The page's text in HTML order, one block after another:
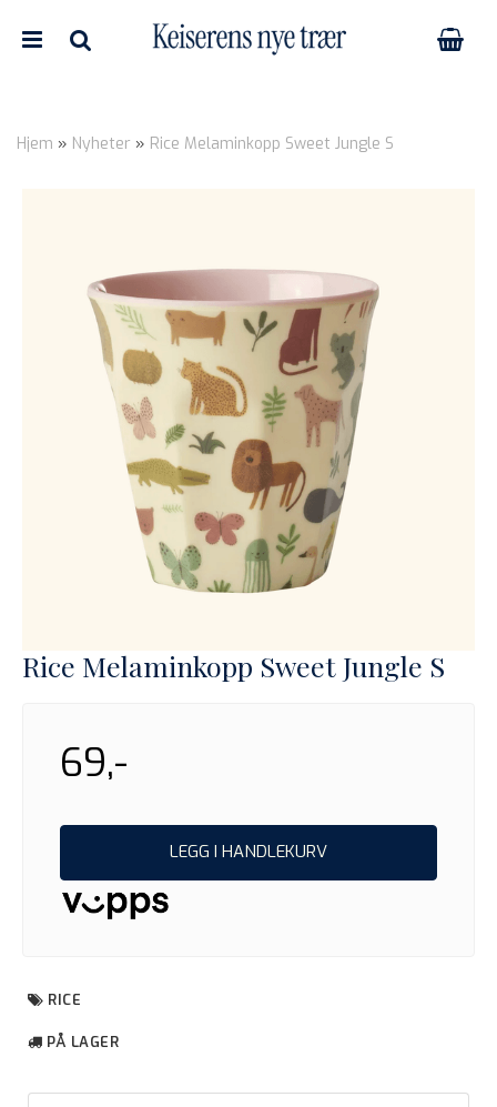
Hjem » Nyheter » Rice Melaminkopp Sweet Jungle S
Rice Melaminkopp Sweet Jungle S
69,-
LEGG I HANDLEKURV
RICE
PÅ LAGER